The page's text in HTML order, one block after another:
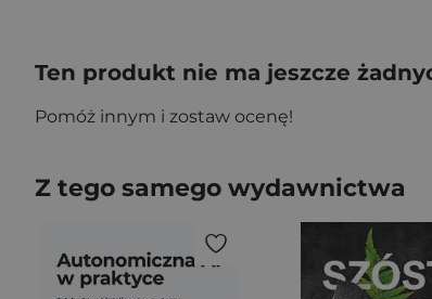
Ten produkt nie ma jeszcze
Pomóż innym i zostaw ocenę!
Z tego samego wydawnictwa